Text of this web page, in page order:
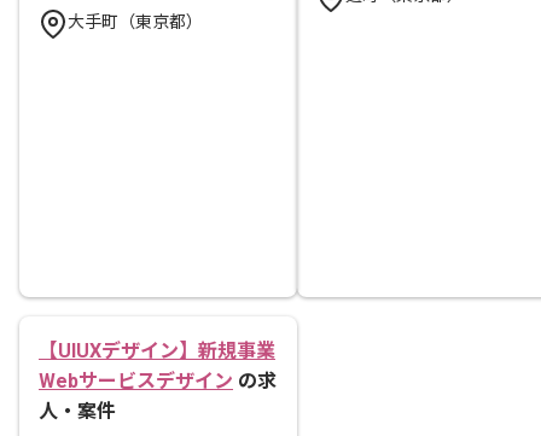
大手町（東京都）
【UIUXデザイン】新規事業
Webサービスデザイン の求
人・案件